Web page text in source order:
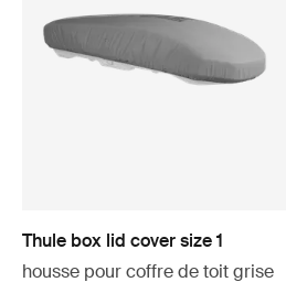
Thule box lid cover size 1
housse pour coffre de toit grise